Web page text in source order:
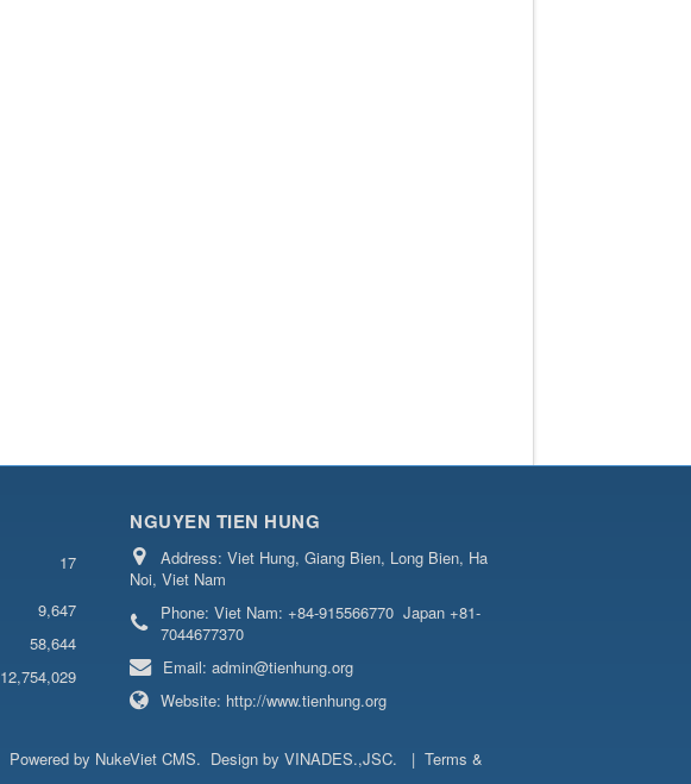
17
9,647
58,644
12,754,029
NGUYEN TIEN HUNG
Address: Viet Hung, Giang Bien, Long Bien, Ha
Noi, Viet Nam
Phone: Viet Nam: +84-915566770 Japan +81-
7044677370
Email: admin@tienhung.org
Website: http://www.tienhung.org
Powered by NukeViet CMS. Design by VINADES.,JSC. | Terms &